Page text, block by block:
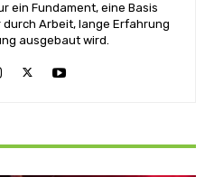
ein Fundament, eine Basis
Arbeit, lange Erfahrung
ausgebaut wird.